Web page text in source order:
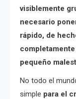
visiblemente
necesario
rápido, de
pequeño
No todo el
simple para el